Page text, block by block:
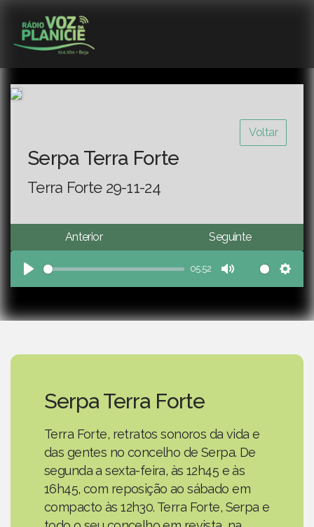
Voltar
Serpa Terra Forte
Terra Forte 29-11-24
Anterior Seguinte
Play
05:52
Mute
Serpa Terra Forte
Terra Forte, retratos sonoros da vida e
das gentes no concelho de Serpa. De
segunda a sexta-feira, às 12h45 e às
16h45, com reposição ao sábado em
compacto às 12h30. Terra Forte, Serpa e